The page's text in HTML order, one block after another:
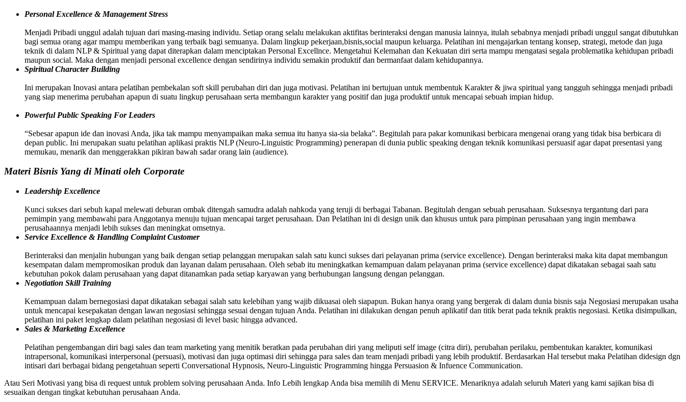
Personal Excellence & Management Stress
Menjadi Pribadi unggul adalah tujuan dari masing-masing individu. Setiap orang selalu melakukan aktifitas berinteraksi dengan manusia lainnya, itulah sebabnya menjadi pribadi unggul sangat dibutuhkan
bagi semua orang agar mampu memberikan yang terbaik bagi semuanya. Dalam lingkup pekerjaan,bisnis,social maupun keluarga. Pelatihan ini mengajarkan tentang konsep, strategi, metode dan juga
teknik di dalam NLP & Spiritual yang dapat diterapkan dalam menciptakan Personal Excellnce. Mengetahui Kelemahan dan Kekuatan diri serta mampu mengatasi segala problematika kehidupan pribadi
maupun social. Maka dengan menjadi personal excellence dengan sendirinya individu semakin produktif dan bermanfaat dalam kehidupannya.
Spiritual Character Building
Ini merupakan Inovasi antara pelatihan pembekalan soft skill perubahan diri dan juga motivasi. Pelatihan ini bertujuan untuk membentuk Karakter & jiwa spiritual yang tangguh sehingga menjadi pribadi
yang siap menerima perubahan apapun di suatu lingkup perusahaan serta membangun karakter yang positif dan juga produktif untuk mencapai sebuah impian hidup.
Powerful Public Speaking For Leaders
“Sebesar apapun ide dan inovasi Anda, jika tak mampu menyampaikan maka semua itu hanya sia-sia belaka”. Begitulah para pakar komunikasi berbicara mengenai orang yang tidak bisa berbicara di
depan public. Ini merupakan suatu pelatihan aplikasi praktis NLP (Neuro-Linguistic Programming) penerapan di dunia public speaking dengan teknik komunikasi persuasif agar dapat presentasi yang
memukau, menarik dan menggerakkan pikiran bawah sadar orang lain (audience).
Materi Bisnis Yang di Minati oleh Corporate
Leadership Excellence
Kunci sukses dari sebuh kapal melewati deburan ombak ditengah samudra adalah nahkoda yang teruji di berbagai Tabanan. Begitulah dengan sebuah perusahaan. Suksesnya tergantung dari para
pemimpin yang membawahi para Anggotanya menuju tujuan mencapai target perusahaan. Dan Pelatihan ini di design unik dan khusus untuk para pimpinan perusahaan yang ingin membawa
perusahaannya menjadi lebih sukses dan meningkat omsetnya.
Service Excellence & Handling Complaint Customer
Berinteraksi dan menjalin hubungan yang baik dengan setiap pelanggan merupakan salah satu kunci sukses dari pelayanan prima (service excellence). Dengan berinteraksi maka kita dapat membangun
kesempatan dalam mempromosikan produk dan layanan dalam perusahaan. Oleh sebab itu meningkatkan kemampuan dalam pelayanan prima (service excellence) dapat dikatakan sebagai saah satu
kebutuhan pokok dalam perusahaan yang dapat ditanamkan pada setiap karyawan yang berhubungan langsung dengan pelanggan.
Negotiation Skill Training
Kemampuan dalam bernegosiasi dapat dikatakan sebagai salah satu kelebihan yang wajib dikuasai oleh siapapun. Bukan hanya orang yang bergerak di dalam dunia bisnis saja Negosiasi merupakan usaha
untuk mencapai kesepakatan dengan lawan negosiasi sehingga sesuai dengan tujuan Anda. Pelatihan ini dilakukan dengan penuh aplikatif dan titik berat pada teknik praktis negosiasi. Ketika disimpulkan,
pelatihan ini paket lengkap dalam pelatihan negosiasi di level basic hingga advanced.
Sales & Marketing Excellence
Pelatihan pengembangan diri bagi sales dan team marketing yang menitik beratkan pada perubahan diri yang meliputi self image (citra diri), perubahan perilaku, pembentukan karakter, komunikasi
intrapersonal, komunikasi interpersonal (persuasi), motivasi dan juga optimasi diri sehingga para sales dan team menjadi pribadi yang lebih produktif. Berdasarkan Hal tersebut maka Pelatihan didesign dgn
intisari dari berbagai bidang pengetahuan seperti Conversational Hypnosis, Neuro-Linguistic Programming hingga Persuasion & Infuence Communication.
Atau Seri Motivasi yang bisa di request untuk problem solving perusahaan Anda. Info Lebih lengkap Anda bisa memilih di Menu SERVICE. Menariknya adalah seluruh Materi yang kami sajikan bisa di
sesuaikan dengan tingkat kebutuhan perusahaan Anda.